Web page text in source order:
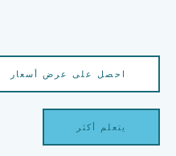
احصل على عرض أسعار
يتعلم أكثر